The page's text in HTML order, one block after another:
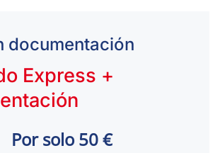
documentación
Express +
Por solo 50 €